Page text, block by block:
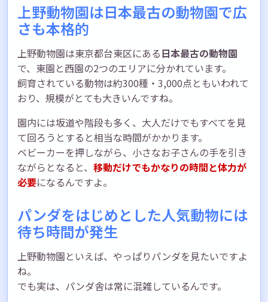
上野動物園は日本最古の動物園で広
さも本格的
上野動物園は東京都台東区にある日本最古の動物園
で、東園と西園の2つのエリアに分かれています。
飼育されている動物は約300種・3,000点ともいわれて
おり、規模がとても大きいんですね。
園内には坂道や階段も多く、大人だけでもすべてを見
て回ろうとすると相当な時間がかかります。
ベビーカーを押しながら、小さなお子さんの手を引き
ながらとなると、 移動だけでもかなりの時間と体力が
必要になるんですよ。
パンダをはじめとした人気動物には
待ち時間が発生
上野動物園といえば、やっぱりパンダを見たいですよ
ね。
でも実は、パンダ舎は常に混雑しているんです。